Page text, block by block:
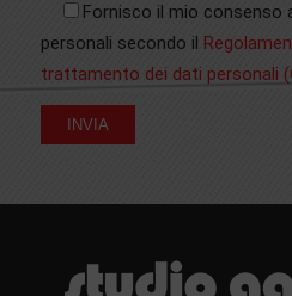
Fornisco il mio
personali secondo il
trattamento dei dati personali